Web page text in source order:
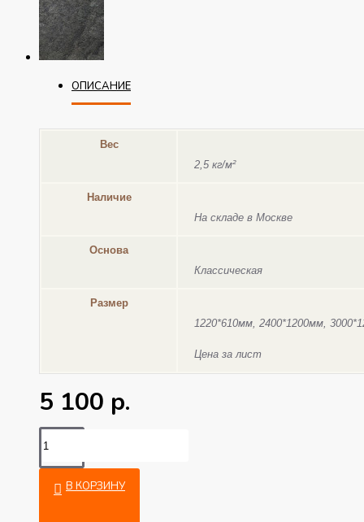
ОПИСАНИЕ
Вес
2,5 кг/м²
Наличие
На складе в Москве
Основа
Классическая
Размер
1220*610мм, 2400*1200мм,
Цена за лист
5 100 р.
В КОРЗИНУ